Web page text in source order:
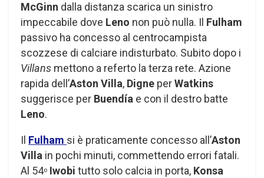
McGinn dalla distanza scarica un sinistro
impeccabile dove Leno non può nulla. Il Fulham
passivo ha concesso al centrocampista
scozzese di calciare indisturbato. Subito dopo i
Villans mettono a referto la terza rete. Azione
rapida dell’Aston Villa, Digne perWatkins
suggerisce per Buendía e con il destro batte
Leno.
Il Fulham si è praticamente concesso all’Aston
Villa in pochi minuti, commettendo errori fatali.
Al 54o Iwobi tutto solo calcia in porta, Konsa